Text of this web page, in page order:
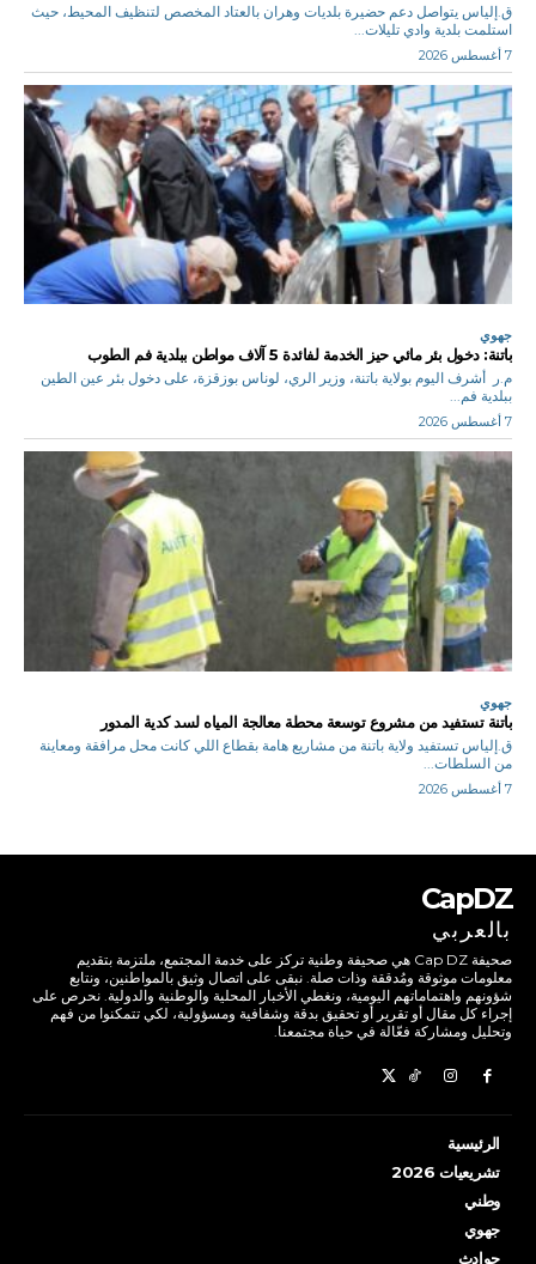
ق.إلياس يتواصل دعم حضيرة بلديات وهران بالعتاد المخصص لتنظيف المحيط، حيث
استلمت بلدية وادي تليلات...
7 أغسطس 2026
جهوي
باتنة: دخول بئر مائي حيز الخدمة لفائدة 5 آلاف مواطن ببلدية فم الطوب
م.ر أشرف اليوم بولاية باتنة، وزير الري، لوناس بوزقزة، على دخول بئر عين الطين
ببلدية فم...
7 أغسطس 2026
جهوي
باتنة تستفيد من مشروع توسعة محطة معالجة المياه لسد كدية المدور
ق.إلياس تستفيد ولاية باتنة من مشاريع هامة بقطاع اللي كانت محل مرافقة ومعاينة
من السلطات...
7 أغسطس 2026
CapDZ
بالعربي
صحيفة Cap DZ هي صحيفة وطنية تركز على خدمة المجتمع، ملتزمة بتقديم
معلومات موثوقة ومُدققة وذات صلة. نبقى على اتصال وثيق بالمواطنين، ونتابع
شؤونهم واهتماماتهم اليومية، ونغطي الأخبار المحلية والوطنية والدولية. نحرص على
إجراء كل مقال أو تقرير أو تحقيق بدقة وشفافية ومسؤولية، لكي تتمكنوا من فهم
وتحليل ومشاركة فعّالة في حياة مجتمعنا.
الرئيسية
تشريعيات 2026
وطني
جهوي
حوادث